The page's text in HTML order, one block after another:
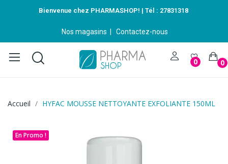
Bienvenue chez PHARMASHOP! | Tél : 27831318
Nos magasins Contactez-nous
0 0
Accueil HYFAC MOUSSE NETTOYANTE EXFOLIANTE 150ML
En Promo !